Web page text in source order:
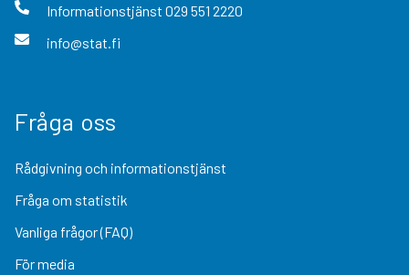
Informationstjänst 029 551 2220
info@stat.fi
Fråga oss
Rådgivning och informationstjänst
Fråga om statistik
Vanliga frågor (FAQ)
För media